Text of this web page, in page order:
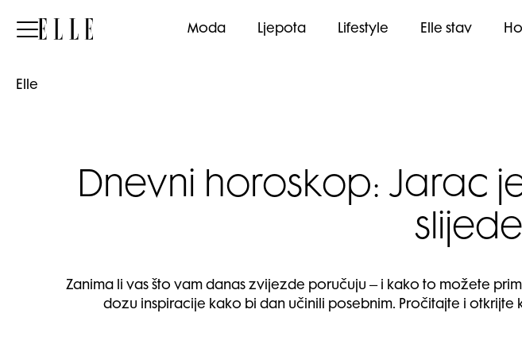
Elle Moda Ljepota Lifestyle Elle stav
Elle
Dnevni horoskop: Jarac
Zanima li vas što vam danas zvijezde poručuju – i kako to možete
dozu inspiracije kako bi dan učinili posebnim. Pročitajte i